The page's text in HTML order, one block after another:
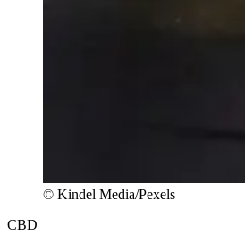
© Kindel Media/Pexels
CBD